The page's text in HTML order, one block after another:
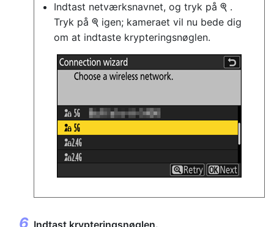
Indtast netværksnavnet, og tryk på X .
Tryk på X igen; kameraet vil nu bede dig
om at indtaste krypteringsnøglen.
Indtast krypteringsnøglen.